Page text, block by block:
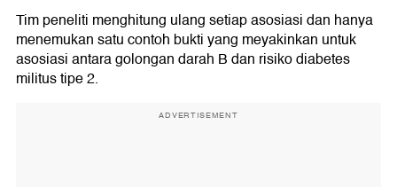
Tim peneliti menghitung ulang setiap asosiasi dan hanya
menemukan satu contoh bukti yang meyakinkan untuk
asosiasi antara golongan darah B dan risiko diabetes
militus tipe 2.
ADVERTISEMENT